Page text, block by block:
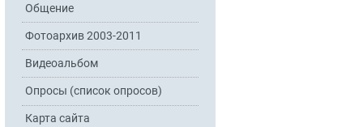
Общение
Фотоархив 2003-2011
Видеоальбом
Опросы (список опросов)
Карта сайта